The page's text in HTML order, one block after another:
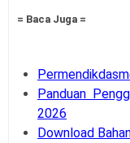
= Baca Juga =
Panduan
2026
Download